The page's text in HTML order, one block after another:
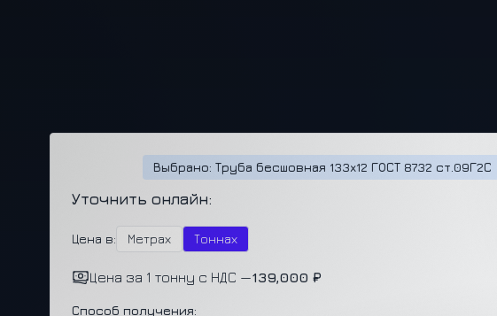
Выбрано: Труба бесшовная 133x12 ГОСТ 8732 ст.09Г2С
Уточнить онлайн:
Цена в: Метрах Тоннах
Цена за 1 тонну с НДС —139,000 ₽
Способ получения: